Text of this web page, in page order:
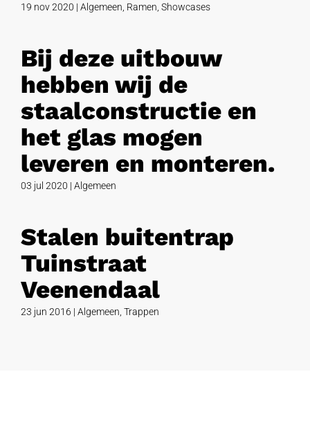
19 nov 2020 | Algemeen Ramen Showcases
Bij deze uitbouw
hebben wij de
staalconstructie en
het glas mogen
leveren en monteren.
03 jul 2020 | Algemeen
Stalen buitentrap
Tuinstraat
Veenendaal
23 jun 2016 | Algemeen Trappen